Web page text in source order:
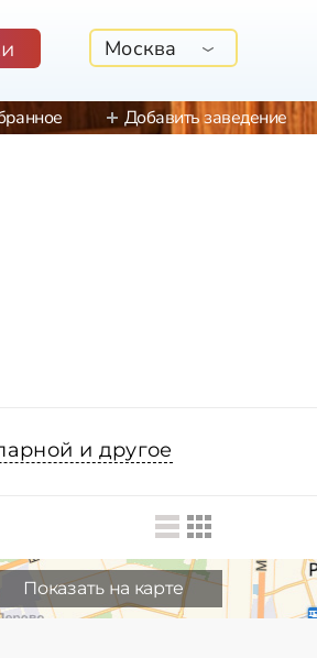
Москва
Добавить заведение
и другое
Показать на карте